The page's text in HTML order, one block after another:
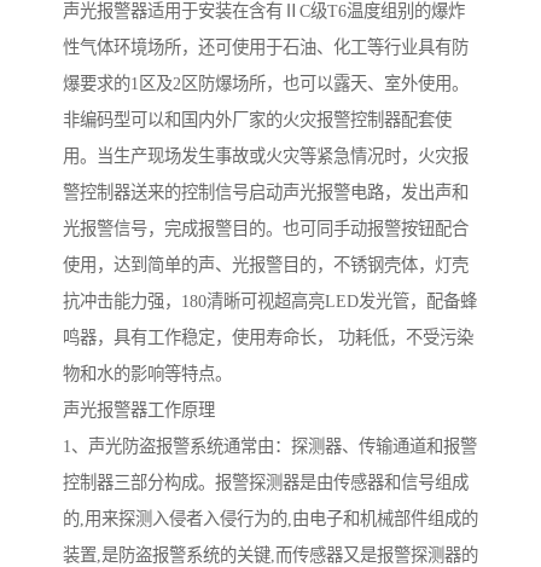
声光报警器适用于安装在含有ⅡC级T6温度组别的爆炸
性气体环境场所，还可使用于石油、化工等行业具有防
爆要求的1区及2区防爆场所，也可以露天、室外使用。
非编码型可以和国内外厂家的火灾报警控制器配套使
用。当生产现场发生事故或火灾等紧急情况时，火灾报
警控制器送来的控制信号启动声光报警电路，发出声和
光报警信号，完成报警目的。也可同手动报警按钮配合
使用，达到简单的声、光报警目的，不锈钢壳体，灯壳
抗冲击能力强，180清晰可视超高亮LED发光管，配备蜂
鸣器，具有工作稳定，使用寿命长， 功耗低，不受污染
物和水的影响等特点。
声光报警器工作原理
1、声光防盗报警系统通常由：探测器、传输通道和报警
控制器三部分构成。报警探测器是由传感器和信号组成
的,用来探测入侵者入侵行为的,由电子和机械部件组成的
装置,是防盗报警系统的关键,而传感器又是报警探测器的